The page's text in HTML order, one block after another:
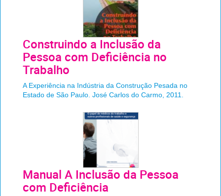
Construindo a Inclusão da
Pessoa com Deficiência no
Trabalho
A Experiência na Indústria da Construção Pesada no
Estado de São Paulo. José Carlos do Carmo, 2011.
Manual A Inclusão da Pessoa
com Deficiência